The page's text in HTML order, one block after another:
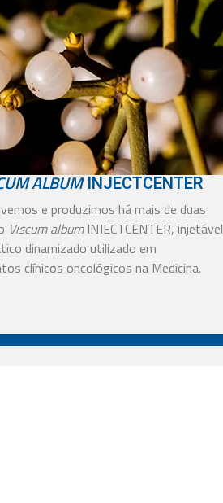
ALBUMINJECTCENTER
e produzimos há mais de duas
Viscum albumINJECTCENTER, injetável
dinamizado utilizado em
clínicos oncológicos na Medicina.